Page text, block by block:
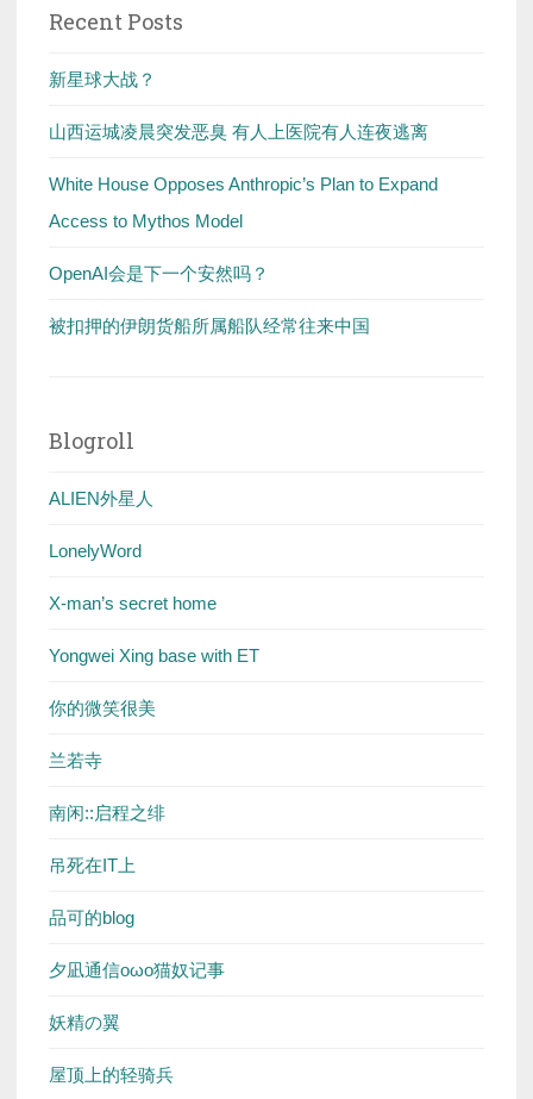
Recent Posts
新星球大战？
山西运城凌晨突发恶臭 有人上医院有人连夜逃离
White House Opposes Anthropic’s Plan to Expand
Access to Mythos Model
OpenAI会是下一个安然吗？
被扣押的伊朗货船所属船队经常往来中国
Blogroll
ALIEN外星人
LonelyWord
X-man’s secret home
Yongwei Xing base with ET
你的微笑很美
兰若寺
南闲::启程之绯
吊死在IT上
品可的blog
夕凪通信oωo猫奴记事
妖精の翼
屋顶上的轻骑兵